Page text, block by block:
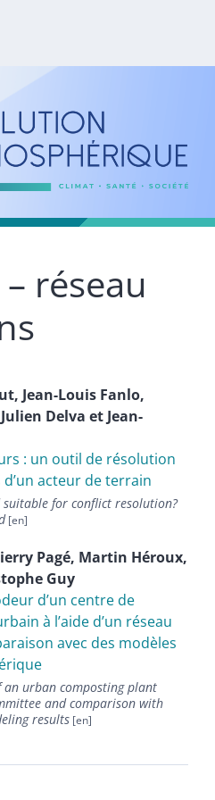
réseau
, Jean-Louis Fanlo,
Julien Delva et Jean-
: un outil de résolution
acteur de terrain
for conflict resolution?
Pagé, Martin Héroux,
Guy
dʼun centre de
à lʼaide dʼun réseau
avec des modèles
an urban composting plant
and comparison with
results